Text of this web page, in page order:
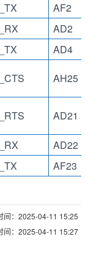
AF2
AD2
AD4
AH25
AD21
AD22
AF23
：2025-04-11 15:25
间：2025-04-11 15:27